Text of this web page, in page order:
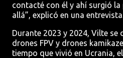
contacté con él y ahí surgió
allá”, explicó en una
Durante 2023 y 2024, Vilte se
drones FPV y drones
tiempo que vivió en Ucrania,